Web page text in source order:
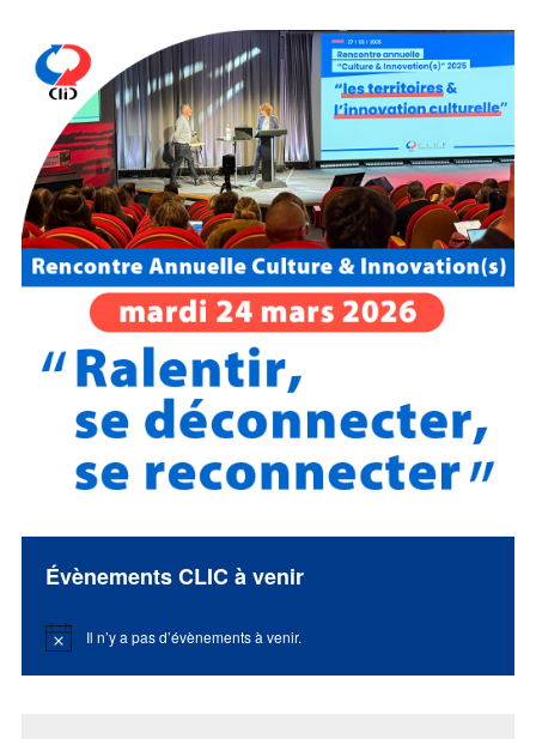
Évènements CLIC à venir
Notice Il n’y a pas d’évènements à venir.